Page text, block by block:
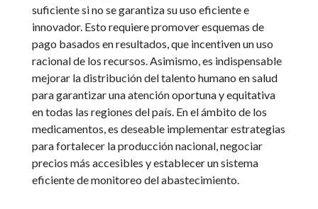
suficiente si no se garantiza su uso eficiente e
innovador. Esto requiere promover esquemas de
pago basados en resultados, que incentiven un uso
racional de los recursos. Asimismo, es indispensable
mejorar la distribución del talento humano en salud
para garantizar una atención oportuna y equitativa
en todas las regiones del país. En el ámbito de los
medicamentos, es deseable implementar estrategias
para fortalecer la producción nacional, negociar
precios más accesibles y establecer un sistema
eficiente de monitoreo del abastecimiento.